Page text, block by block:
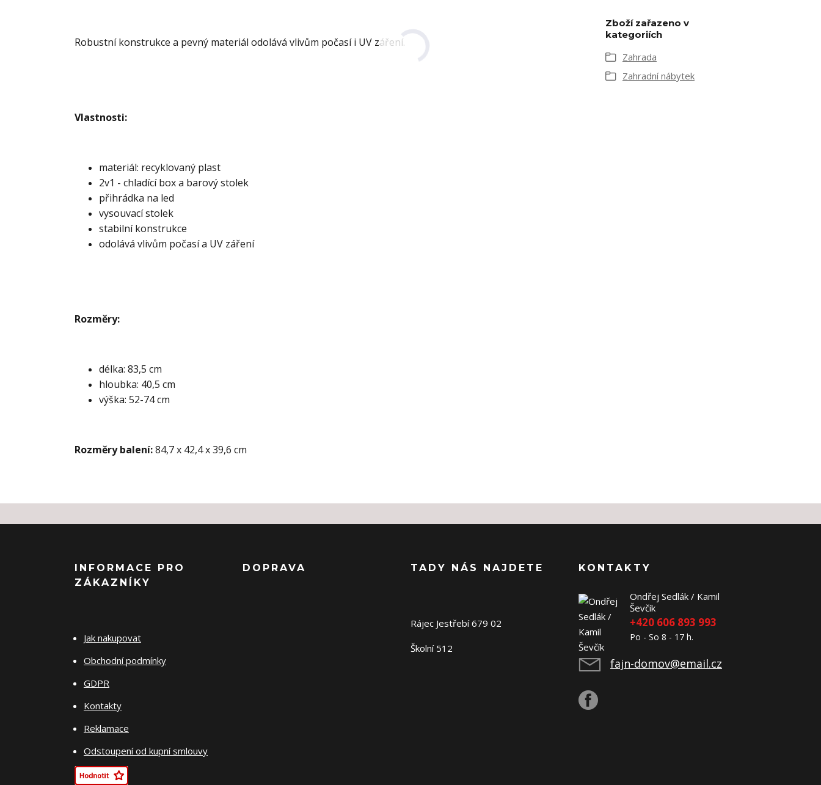
Robustní konstrukce a pevný materiál odolává vlivům počasí i UV záření.
Vlastnosti:
materiál: recyklovaný plast
2v1 - chladící box a barový stolek
přihrádka na led
vysouvací stolek
stabilní konstrukce
odolává vlivům počasí a UV záření
Rozměry:
délka: 83,5 cm
hloubka: 40,5 cm
výška: 52-74 cm
Rozměry balení:84,7 x 42,4 x 39,6 cm
Zboží zařazeno v
kategoriích
Zahrada
Zahradní nábytek
INFORMACE PRO
ZÁKAZNÍKY
Jak nakupovat
Obchodní podmínky
GDPR
Kontakty
Reklamace
Odstoupení od kupní smlouvy
DOPRAVA TADY NÁS NAJDETE
Rájec Jestřebí 679 02
Školní 512
KONTAKTY
Ondřej Sedlák / Kamil
Ševčík
+420 606 893 993
Po - So 8 - 17 h.
fajn-domov@email.cz